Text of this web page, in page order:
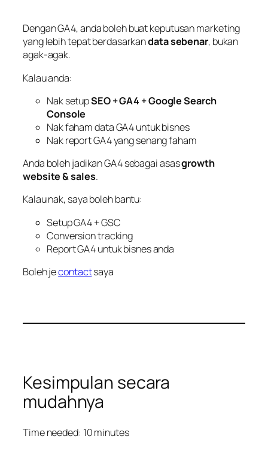
Dengan GA4, anda boleh buat keputusan marketing
yang lebih tepat berdasarkandata sebenar, bukan
agak-agak.
Kalau anda:
Nak setupSEO + GA4 + Google Search
Console
Nak faham data GA4 untuk bisnes
Nak report GA4 yang senang faham
Anda boleh jadikan GA4 sebagai asasgrowth
website & sales.
Kalau nak, saya boleh bantu:
Setup GA4 + GSC
Conversion tracking
Report GA4 untuk bisnes anda
Boleh jecontactsaya
Kesimpulan secara
mudahnya
Time needed: 10 minutes